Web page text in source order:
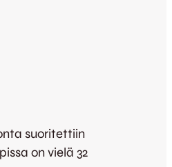
suoritettiin
on vielä 32